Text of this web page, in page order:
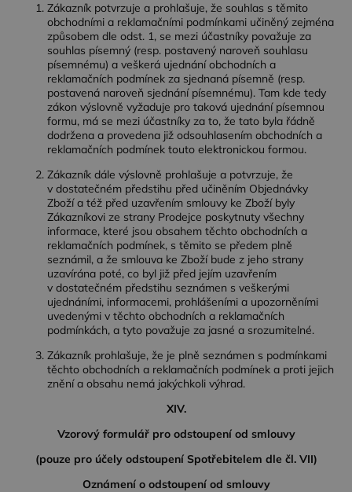
Zákazník potvrzuje a prohlašuje, že souhlas s těmito
obchodními a reklamačními podmínkami učiněný zejména
způsobem dle odst. 1, se mezi účastníky považuje za
souhlas písemný (resp. postavený naroveň souhlasu
písemnému) a veškerá ujednání obchodních a
reklamačních podmínek za sjednaná písemně (resp.
postavená naroveň sjednání písemnému). Tam kde tedy
zákon výslovně vyžaduje pro taková ujednání písemnou
formu, má se mezi účastníky za to, že tato byla řádně
dodržena a provedena již odsouhlasením obchodních a
reklamačních podmínek touto elektronickou formou.
Zákazník dále výslovně prohlašuje a potvrzuje, že
v dostatečném předstihu před učiněním Objednávky
Zboží a též před uzavřením smlouvy ke Zboží byly
Zákazníkovi ze strany Prodejce poskytnuty všechny
informace, které jsou obsahem těchto obchodních a
reklamačních podmínek, s těmito se předem plně
seznámil, a že smlouva ke Zboží bude z jeho strany
uzavírána poté, co byl již před jejím uzavřením
v dostatečném předstihu seznámen s veškerými
ujednáními, informacemi, prohlášeními a upozorněními
uvedenými v těchto obchodních a reklamačních
podmínkách, a tyto považuje za jasné a srozumitelné.
Zákazník prohlašuje, že je plně seznámen s podmínkami
těchto obchodních a reklamačních podmínek a proti jejich
znění a obsahu nemá jakýchkoli výhrad.
XIV.
Vzorový formulář pro odstoupení od smlouvy
(pouze pro účely odstoupení Spotřebitelem dle čl. VII)
Oznámení o odstoupení od smlouvy